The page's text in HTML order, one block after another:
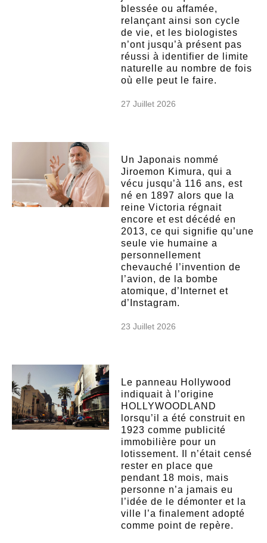
blessée ou affamée,
relançant ainsi son cycle
de vie, et les biologistes
n’ont jusqu’à présent pas
réussi à identifier de limite
naturelle au nombre de fois
où elle peut le faire.
27 Juillet 2026
Un Japonais nommé
Jiroemon Kimura, qui a
vécu jusqu’à 116 ans, est
né en 1897 alors que la
reine Victoria régnait
encore et est décédé en
2013, ce qui signifie qu’une
seule vie humaine a
personnellement
chevauché l’invention de
l’avion, de la bombe
atomique, d’Internet et
d’Instagram.
23 Juillet 2026
Le panneau Hollywood
indiquait à l’origine
HOLLYWOODLAND
lorsqu’il a été construit en
1923 comme publicité
immobilière pour un
lotissement. Il n’était censé
rester en place que
pendant 18 mois, mais
personne n’a jamais eu
l’idée de le démonter et la
ville l’a finalement adopté
comme point de repère.